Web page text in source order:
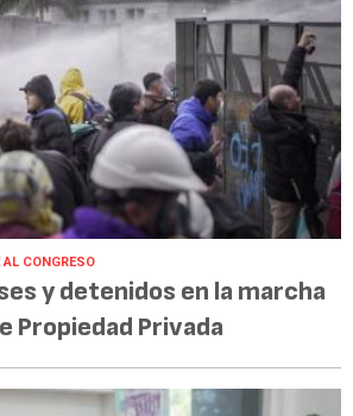
CONGRESO
y detenidos en la marcha
Propiedad Privada